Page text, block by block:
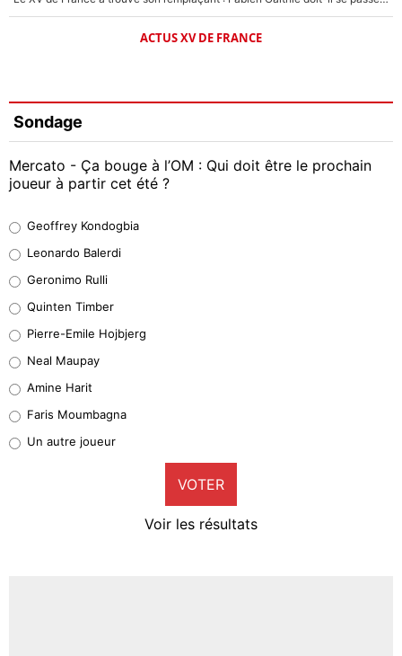
ACTUS XV DE FRANCE
Sondage
Mercato - Ça bouge à l’OM : Qui doit être le prochain
joueur à partir cet été ?
38%
32%
5%
1%
9%
Geoffrey Kondogbia
Leonardo Balerdi
Geronimo Rulli
Quinten Timber
Pierre-Emile Hojbjerg
Neal Maupay
Amine Harit
Faris Moumbagna
Un autre joueur
VOTER
Voir les résultats